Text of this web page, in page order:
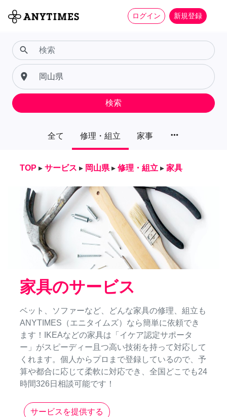
ログイン 新規登録
全て 修理・組立 家事 more_horiz
search
place
検索
TOP ▸ サービス ▸ 岡山県 ▸ 修理・組立 ▸ 家具
家具のサービス
ベット、ソファーなど、どんな家具の修理、組立も
ANYTIMES（エニタイムズ）なら簡単に依頼でき
ます！IKEAなどの家具は「イケア認定サポータ
ー」がスピーディー且つ高い技術を持って対応して
くれます。個人からプロまで登録しているので、予
算や都合に応じて柔軟に対応でき、全国どこでも24
時間326日相談可能です！
サービスを提供する